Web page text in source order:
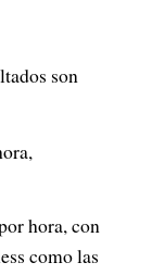
son
hora, con
como las